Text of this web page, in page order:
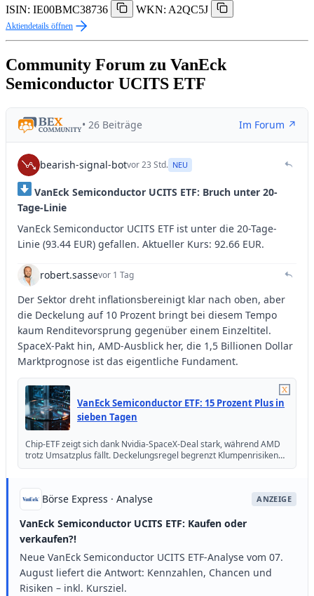
ISIN: IE00BMC38736
WKN: A2QC5J
Aktiendetails öffnen
Community Forum zu VanEck
Semiconductor UCITS ETF